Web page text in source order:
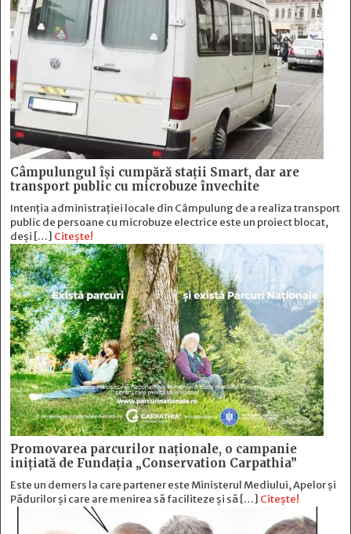
Câmpulungul îşi cumpără staţii Smart, dar are
transport public cu microbuze învechite
Intenția administrației locale din Câmpulung de a realiza transport
public de persoane cu microbuze electrice este un proiect blocat,
deși […] Citește!
Promovarea parcurilor naționale, o campanie
inițiată de Fundația „Conservation Carpathia”
Este un demers la care partener este Ministerul Mediului, Apelor și
Pădurilor și care are menirea să faciliteze și să […] Citește!